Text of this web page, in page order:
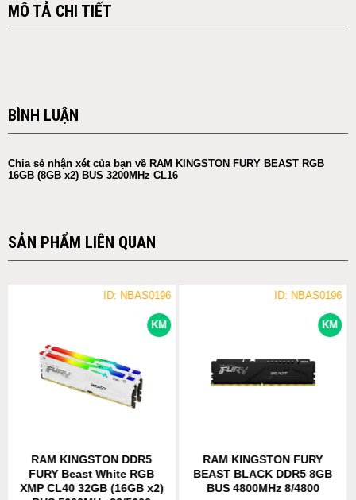
MÔ TẢ CHI TIẾT
BÌNH LUẬN
Chia sẻ nhận xét của bạn về RAM KINGSTON FURY BEAST RGB
16GB (8GB x2) BUS 3200MHz CL16
SẢN PHẨM LIÊN QUAN
KM
ID: NBAS0196
RAM KINGSTON DDR5
FURY Beast White RGB
XMP CL40 32GB (16GB x2)
KM
ID: NBAS0196
RAM KINGSTON FURY
BEAST BLACK DDR5 8GB
BUS 4800MHz 8/4800